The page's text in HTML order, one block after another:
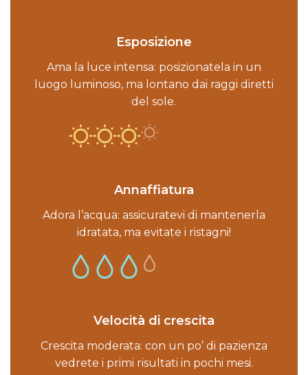
Esposizione
Ama la luce intensa: posizionatela in un
luogo luminoso, ma lontano dai raggi diretti
del sole.
Annaffiatura
Adora l’acqua: assicuratevi di mantenerla
idratata, ma evitate i ristagni!
Velocità di crescita
Crescita moderata: con un po’ di pazienza
vedrete i primi risultati in pochi mesi.